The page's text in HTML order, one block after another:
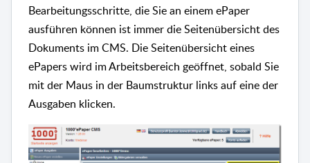
Bearbeitungsschritte, die Sie an einem ePaper
ausführen können ist immer die Seitenübersicht des
Dokuments im CMS. Die Seitenübersicht eines
ePapers wird im Arbeitsbereich geöffnet, sobald Sie
mit der Maus in der Baumstruktur links auf eine der
Ausgaben klicken.